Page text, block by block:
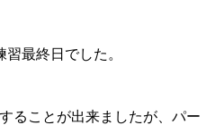
最終日でした。
ることが出来ましたが、パー